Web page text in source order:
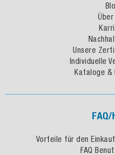
Über
Unsere
Individuelle
Kataloge &
Vorteile für den
FAQ